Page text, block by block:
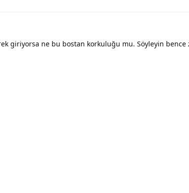
giriyorsa ne bu bostan korkuluğu mu. Söyleyin bence